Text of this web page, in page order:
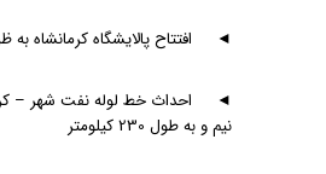
◄ افتتاح پالايشگاه كرمانشاه
◄
نيم و به طول 230 كيلومتر